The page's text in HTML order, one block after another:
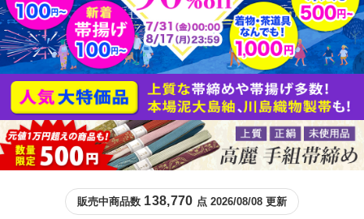
販売中商品数 138,770 点 2026/08/08 更新